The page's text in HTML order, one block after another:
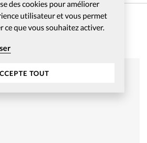
des cookies pour améliorer
utilisateur et vous permet
ce que vous souhaitez activer.
TOUT